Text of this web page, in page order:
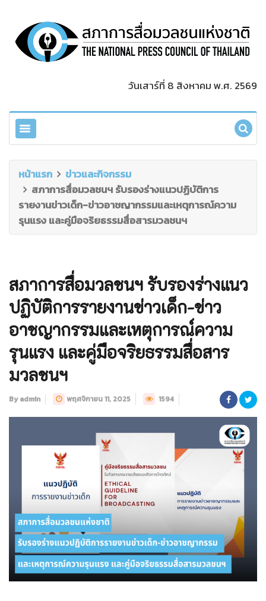
วันเสาร์ที่ 8 สิงหาคม พ.ศ. 2569
หน้าแรก
ข่าวและกิจกรรม
สภาการสื่อมวลชนฯ รับรองร่างแนวปฏิบัติการ
รายงานข่าวเด็ก-ข่าวอาชญากรรมและเหตุการณ์ความ
รุนแรง และคู่มือจริยธรรมสื่อสารมวลชนฯ
สภาการสื่อมวลชนฯ รับรองร่างแนว
ปฏิบัติการรายงานข่าวเด็ก-ข่าว
อาชญากรรมและเหตุการณ์ความ
รุนแรง และคู่มือจริยธรรมสื่อสาร
มวลชนฯ
By admin พฤศจิกายน 11, 2025 1594